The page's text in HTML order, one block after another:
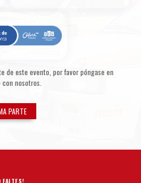
de este evento, por favor póngase en
nosotros.
PARTE
FALTES!